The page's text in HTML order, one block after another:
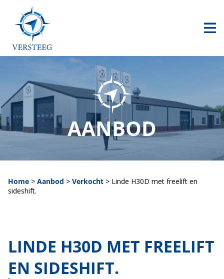
HOME
AANBOD
CONTACT
0517 240 500
info@versteegheftrucks.nlAANBOD
Home > Aanbod > Verkocht > Linde H30D met freelift en
sideshift.
Verkocht
LINDE H30D MET FREELIFT
EN SIDESHIFT.